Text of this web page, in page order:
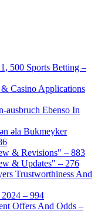
500 Sports Betting –
Casino Applications
ausbruch Ebenso In
əla Bukmeyker
& Revisions" – 883
& Updates" – 276
Trustworthiness And
– 994
Offers And Odds –